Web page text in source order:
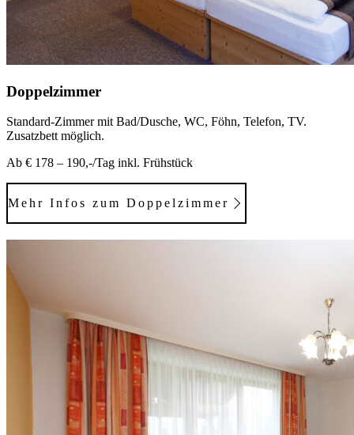
Doppelzimmer
Standard-Zimmer mit Bad/Dusche, WC, Föhn, Telefon, TV.
Zusatzbett möglich.
Ab € 178 – 190,-/Tag inkl. Frühstück
Mehr Infos zum Doppelzimmer